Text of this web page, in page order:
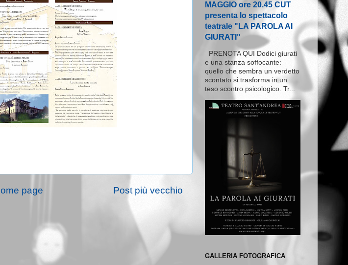
Post più vecchio
page
MAGGIO ore 20.45 CUT
presenta lo spettacolo
teatrale "LA PAROLA AI
GIURATI"
PRENOTA QUI Dodici giurati
e una stanza soffocante:
quello che sembra un verdetto
scontato si trasforma in un
teso scontro psicologico. Tr...
GALLERIA FOTOGRAFICA